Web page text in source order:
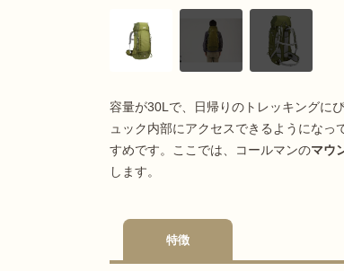
容量が30Lで、日帰りのトレッキングに
ュック内部にアクセスできるようにな
すめです。ここでは、コールマンのマウ
します。
特徴